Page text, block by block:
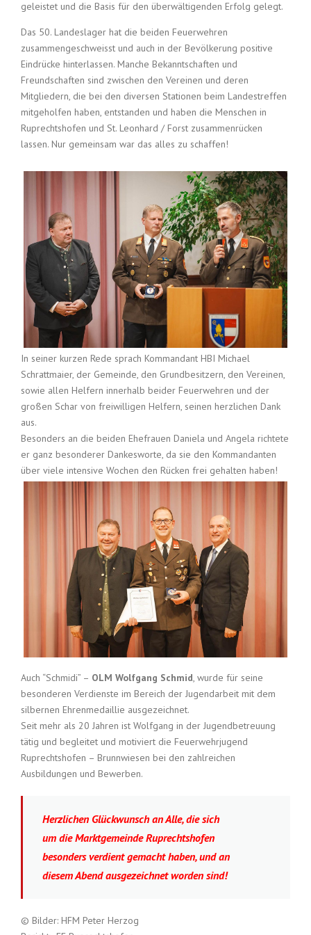
geleistet und die Basis für den überwältigenden Erfolg gelegt.
Das 50. Landeslager hat die beiden Feuerwehren
zusammengeschweisst und auch in der Bevölkerung positive
Eindrücke hinterlassen. Manche Bekanntschaften und
Freundschaften sind zwischen den Vereinen und deren
Mitgliedern, die bei den diversen Stationen beim Landestreffen
mitgeholfen haben, entstanden und haben die Menschen in
Ruprechtshofen und St. Leonhard / Forst zusammenrücken
lassen. Nur gemeinsam war das alles zu schaffen!
In seiner kurzen Rede sprach Kommandant HBI Michael
Schrattmaier, der Gemeinde, den Grundbesitzern, den Vereinen,
sowie allen Helfern innerhalb beider Feuerwehren und der
großen Schar von freiwilligen Helfern, seinen herzlichen Dank
aus.
Besonders an die beiden Ehefrauen Daniela und Angela richtete
er ganz besonderer Dankesworte, da sie den Kommandanten
über viele intensive Wochen den Rücken frei gehalten haben!
Auch “Schmidi” – OLM Wolfgang Schmid, wurde für seine
besonderen Verdienste im Bereich der Jugendarbeit mit dem
silbernen Ehrenmedaillie ausgezeichnet.
Seit mehr als 20 Jahren ist Wolfgang in der Jugendbetreuung
tätig und begleitet und motiviert die Feuerwehrjugend
Ruprechtshofen – Brunnwiesen bei den zahlreichen
Ausbildungen und Bewerben.
Herzlichen Glückwunsch an Alle, die sich
um die Marktgemeinde Ruprechtshofen
besonders verdient gemacht haben, und an
diesem Abend ausgezeichnet worden sind!
© Bilder: HFM Peter Herzog